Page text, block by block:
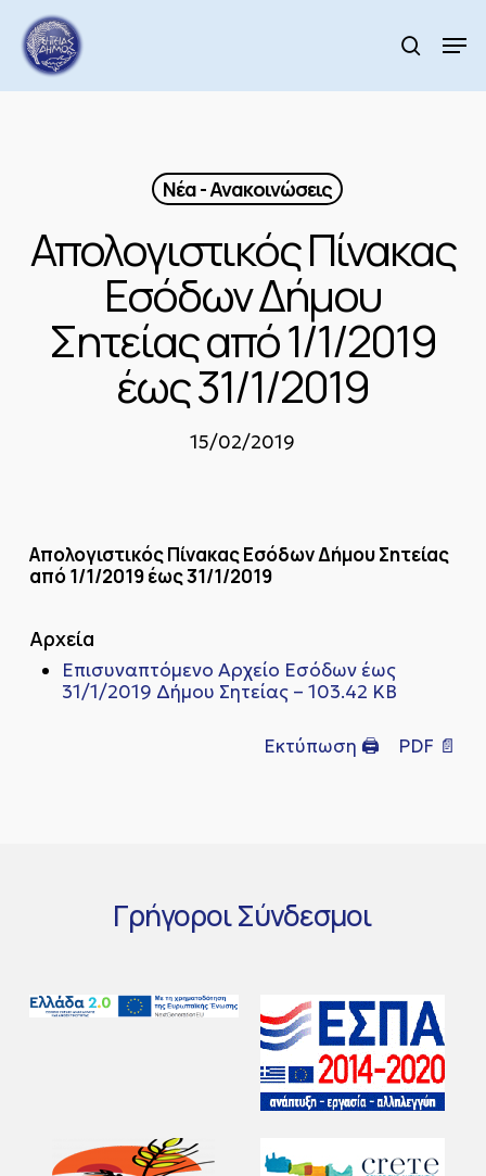
main
content
search
Νέα - Ανακοινώσεις
Απολογιστικός Πίνακας
Εσόδων Δήμου
Σητείας από 1/1/2019
έως 31/1/2019
15/02/2019
Απολογιστικός Πίνακας Εσόδων Δήμου Σητείας
από 1/1/2019 έως 31/1/2019
Αρχεία
Επισυναπτόμενο Αρχείο Eσόδων έως
31/1/2019 Δήμου Σητείας – 103.42 KB
Εκτύπωση 🖨 PDF 📄
ΓρήγοροιΣύνδεσμοι
Menu